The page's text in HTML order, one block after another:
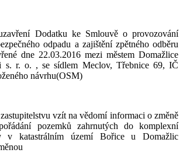
Dodatku ke Smlouvě o provozování
odpadu a zajištění zpětného odběru
dne 22.03.2016 mezi městem Domažlice
s. r. o. , se sídlem Meclov, Třebnice 69, IČ
návrhu(OSM)
zastupitelstvu vzít na vědomí informaci o změně
pozemků zahrnutých do komplexní
v katastrálním území Bořice u Domažlic